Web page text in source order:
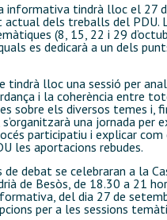
informativa tindrà lloc el 27
actual dels treballs del PDU.
(8, 15, 22 i 29
es dedicarà a un dels
tindrà lloc una sessió per
i la coherència entre
sobre els diversos temes i,
una jornada per
participatiu i explicar com
les aportacions rebudes.
debat se celebraran a la
de Besòs, de 18.30 a 21
del dia 27 de
per a les sessions